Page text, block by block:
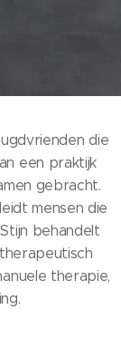
die
een praktijk
gebracht.
mensen die
behandelt
therapie,